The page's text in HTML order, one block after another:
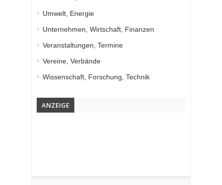
Umwelt, Energie
Unternehmen, Wirtschaft, Finanzen
Veranstaltungen, Termine
Vereine, Verbände
Wissenschaft, Forschung, Technik
ANZEIGE